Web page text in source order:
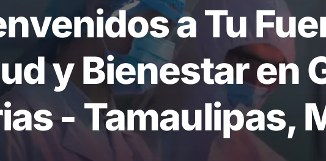
a Tu
y Bienestar en
- Tamaulipas,